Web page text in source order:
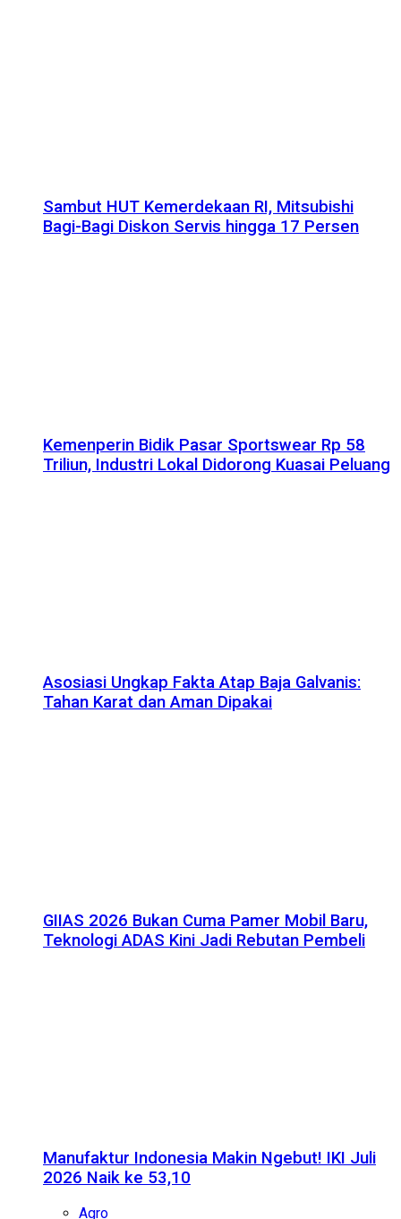
Sambut HUT Kemerdekaan RI, Mitsubishi
Bagi-Bagi Diskon Servis hingga 17 Persen
Kemenperin Bidik Pasar Sportswear Rp 58
Triliun, Industri Lokal Didorong Kuasai Peluang
Asosiasi Ungkap Fakta Atap Baja Galvanis:
Tahan Karat dan Aman Dipakai
GIIAS 2026 Bukan Cuma Pamer Mobil Baru,
Teknologi ADAS Kini Jadi Rebutan Pembeli
Manufaktur Indonesia Makin Ngebut! IKI Juli
2026 Naik ke 53,10
Agro